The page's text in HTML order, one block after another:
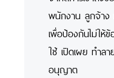
พนักงาน ลูกจ้าง
เพื่อป้องกันไม่ให้
ใช้ เปิดเผย ทำลา
อนุญาต